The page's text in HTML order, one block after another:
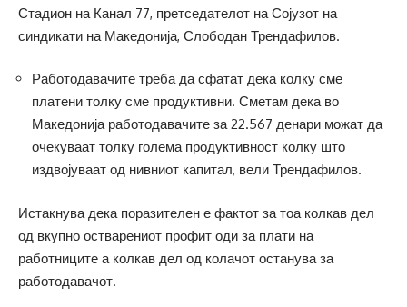
Стадион на Канал 77, претседателот на Сојузот на
синдикати на Македонија, Слободан Трендафилов.
Работодавачите треба да сфатат дека колку сме
платени толку сме продуктивни. Сметам дека во
Македонија работодавачите за 22.567 денари можат да
очекуваат толку голема продуктивност колку што
издвојуваат од нивниот капитал, вели Трендафилов.
Истакнува дека поразителен е фактот за тоа колкав дел
од вкупно остварениот профит оди за плати на
работниците а колкав дел од колачот останува за
работодавачот.